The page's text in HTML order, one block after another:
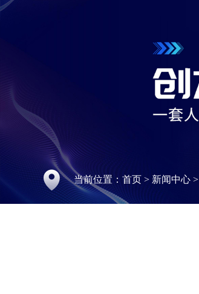
当前位置： 首页 > 新闻中心 >